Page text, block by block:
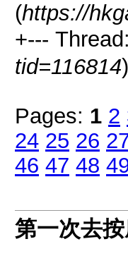
(https://
+---
tid=116814)
Pages: 1 2
24 25 26
46 47 48
第一次去